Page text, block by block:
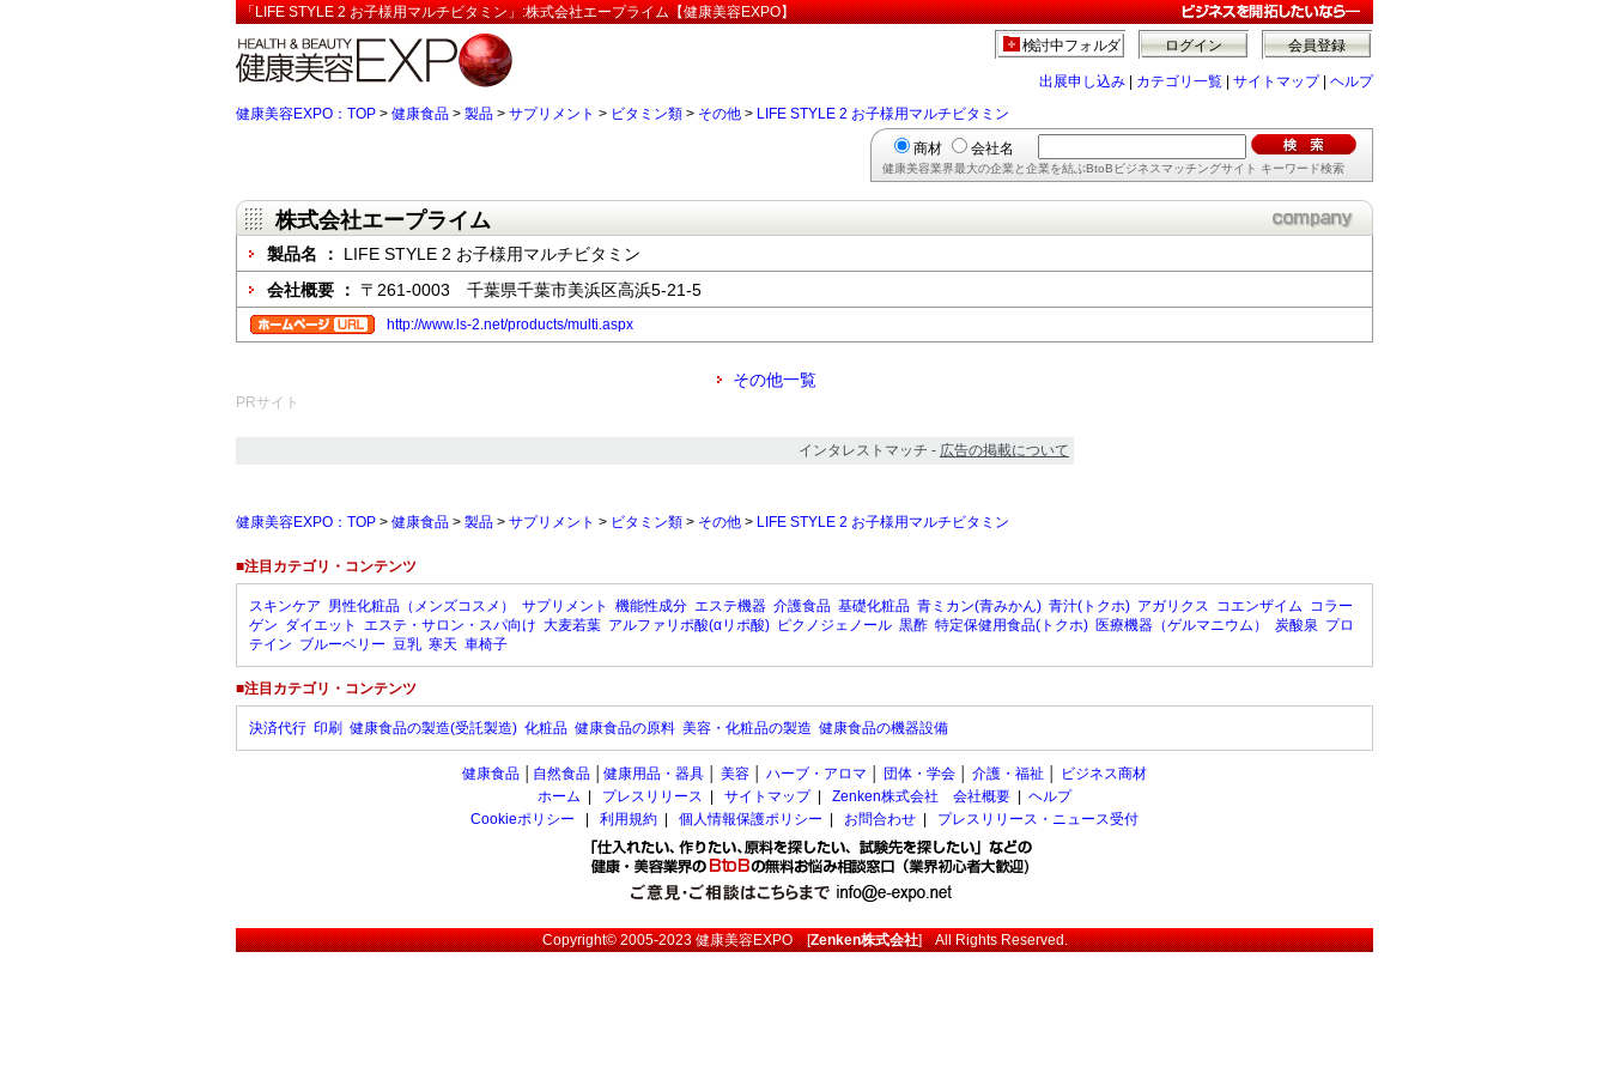
「LIFE STYLE 2 お子様用マルチビタミン」:株式会社エープライム【健康美容EXPO】
会員登録
ログイン
検討中フォルダ
出展申し込み カテゴリ一覧 サイトマップ| ヘルプ
健康美容EXPO：TOP > 健康食品 > 製品 > サプリメント > ビタミン類 > その他 > LIFE STYLE 2 お子様用マルチビタミン
商材 会社名
健康美容業界最大の企業と企業を結ぶBtoBビジネスマッチングサイト キーワード検索
株式会社エープライム
製品名 ： LIFE STYLE 2 お子様用マルチビタミン
会社概要 ： 〒261-0003 千葉県千葉市美浜区高浜5-21-5
http://www.ls-2.net/products/multi.aspx
その他一覧
PRサイト
インタレストマッチ - 広告の掲載について
健康美容EXPO：TOP > 健康食品 > 製品 > サプリメント > ビタミン類 > その他 > LIFE STYLE 2 お子様用マルチビタミン
■注目カテゴリ・コンテンツ
スキンケア 男性化粧品（メンズコスメ） サプリメント 機能性成分 エステ機器 介護食品 基礎化粧品 青ミカン(青みかん) 青汁(トクホ) アガリクス コエンザイム コラー
ゲン ダイエット エステ・サロン・スパ向け 大麦若葉 アルファリポ酸(αリポ酸) ピクノジェノール 黒酢 特定保健用食品(トクホ) 医療機器（ゲルマニウム） 炭酸泉 プロ
テイン ブルーベリー 豆乳 寒天 車椅子
■注目カテゴリ・コンテンツ
決済代行 印刷 健康食品の製造(受託製造) 化粧品 健康食品の原料 美容・化粧品の製造 健康食品の機器設備
健康食品 自然食品 健康用品・器具 美容 ハーブ・アロマ 団体・学会 介護・福祉
ビジネス商材
ホーム
プレスリリース サイトマップ| Zenken株式会社 会社概要
ヘルプ
Cookieポリシー
利用規約 個人情報保護ポリシー お問合わせ プレスリリース・ニュース受付
Copyright© 2005-2023健康美容EXPO[Zenken株式会社] All Rights Reserved.